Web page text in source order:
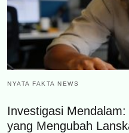
NYATA FAKTA NEWS
Investigasi
yang Mengubah